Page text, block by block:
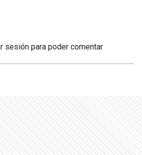
sesión para poder comentar